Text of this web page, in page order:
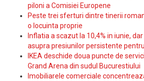
piloni a Comisiei Europene
Peste trei sferturi dintre tinerii
o locuinta proprie
Inflatia a scazut la 10,4% in iunie,
asupra presiunilor persistente
IKEA deschide doua puncte de
Grand Arena din sudul Bucurestiului
Imobiliarele comerciale